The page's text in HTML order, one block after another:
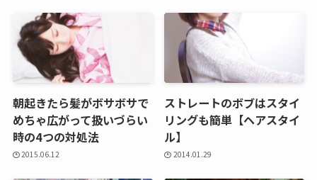
朝起きたら髪がボサボサで
めちゃ広がって扱いづらい
時の4つの対処法
2015.06.12
ストレートのボブはスタイ
リングも簡単【ヘアスタイ
ル】
2014.01.29